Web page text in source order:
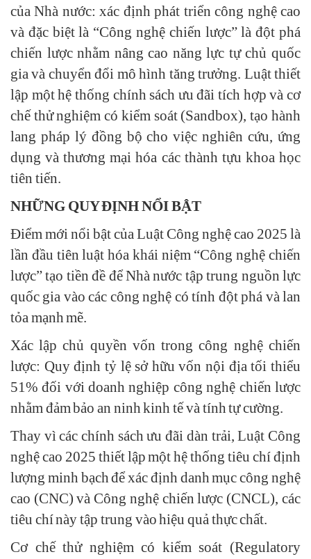
của Nhà nước: xác định phát triển công nghệ cao
và đặc biệt là “Công nghệ chiến lược” là đột phá
chiến lược nhằm nâng cao năng lực tự chủ quốc
gia và chuyển đổi mô hình tăng trưởng. Luật thiết
lập một hệ thống chính sách ưu đãi tích hợp và cơ
chế thử nghiệm có kiểm soát (Sandbox), tạo hành
lang pháp lý đồng bộ cho việc nghiên cứu, ứng
dụng và thương mại hóa các thành tựu khoa học
tiên tiến.
NHỮNG QUY ĐỊNH NỔI BẬT
Điểm mới nổi bật của Luật Công nghệ cao 2025 là
lần đầu tiên luật hóa khái niệm “Công nghệ chiến
lược” tạo tiền đề để Nhà nước tập trung nguồn lực
quốc gia vào các công nghệ có tính đột phá và lan
tỏa mạnh mẽ.
Xác lập chủ quyền vốn trong công nghệ chiến
lược: Quy định tỷ lệ sở hữu vốn nội địa tối thiểu
51% đối với doanh nghiệp công nghệ chiến lược
nhằm đảm bảo an ninh kinh tế và tính tự cường.
Thay vì các chính sách ưu đãi dàn trải, Luật Công
nghệ cao 2025 thiết lập một hệ thống tiêu chí định
lượng minh bạch để xác định danh mục công nghệ
cao (CNC) và Công nghệ chiến lược (CNCL), các
tiêu chí này tập trung vào hiệu quả thực chất.
Cơ chế thử nghiệm có kiểm soát (Regulatory